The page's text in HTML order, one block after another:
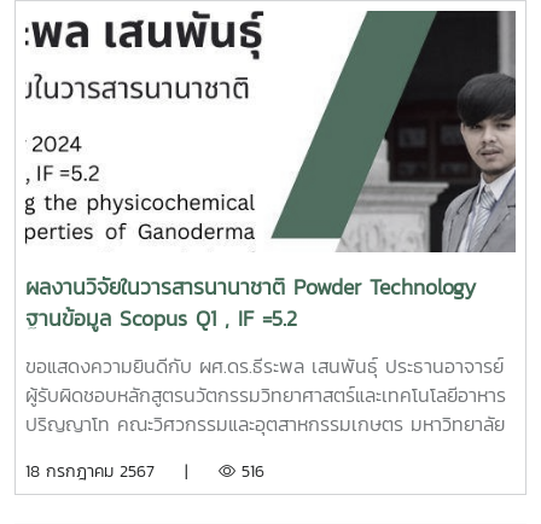
สังกัดคณะวิศวกรรมและอุตสาหกรรมเกษตรอัตราค่าจ้างเดือนละ
34,000 บาท สำหรับคุณวุฒิปริญญาเอก และอัตราค่าจ้าง เดือน
ละ 27,880 บาท สำหรับวุฒิปริญญาโท ประกอบกับมติคณะ
กรรมการบริหารงานบุคคลมหาวิทยาลัย แม่โจ้ (ก.บ.ม.) ในการ
ประชุมครั้งที่ 10/2567 เมื่อวันที่ 12 มิถุนายน พ.ศ. 2567 จึง
ประกาศรับสมัครสอบ คัดเลือกเพื่อบรรจุและแต่งตั้งบุคคลเป็น
พนักงานมหาวิทยาลัย ตำแหน่งดังกล่าว เป็นครั้งที่ 1ตั้งแต่วันที่
24 มิถุนายน พ.ศ. 2567 ถึงวันที่ 23 กรกฎาคม พ.ศ. 2567
ระหว่างเวลา 08.30 - 11.00 น. และเวลา 13.30 - 15.30 น. เว้น
วันหยุดราชการตามรายละเอียด ดังต่อไปนี้เอกสารประกาศรับ
สมัครhttps://engineer.mju.ac.th/
id=NzgyMzI=ใบ
สมัครhttps://personnel.mju.ac.th/edoc/forms/24027.doc
ผลงานวิจัยในวารสารนานาชาติ Powder Technology
ฐานข้อมูล Scopus Q1 , IF =5.2
ขอแสดงความยินดีกับ ผศ.ดร.ธีระพล เสนพันธุ์ ประธานอาจารย์
ผู้รับผิดชอบหลักสูตรนวัตกรรมวิทยาศาสตร์และเทคโนโลยีอาหาร
ปริญญาโท คณะวิศวกรรมและอุตสาหกรรมเกษตร มหาวิทยาลัย
Technologyฐานข้อมูล Scopus Q1 , IF =5.2ชื่อผลงาน:
18 กรกฎาคม 2567 | 516